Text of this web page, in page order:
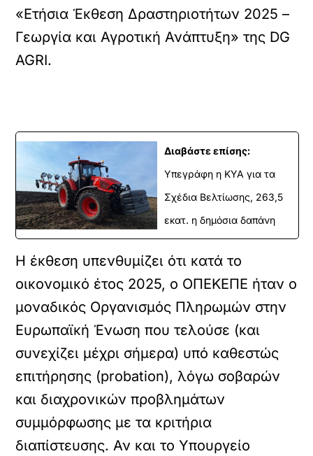
«Ετήσια Έκθεση Δραστηριοτήτων 2025 –
Γεωργία και Αγροτική Ανάπτυξη» της DG
AGRI.
Διαβάστε επίσης:
Υπεγράφη η ΚΥΑ για τα
Σχέδια Βελτίωσης, 263,5
εκατ. η δημόσια δαπάνη
Η έκθεση υπενθυμίζει ότι κατά το
οικονομικό έτος 2025, ο ΟΠΕΚΕΠΕ ήταν ο
μοναδικός Οργανισμός Πληρωμών στην
Ευρωπαϊκή Ένωση που τελούσε (και
συνεχίζει μέχρι σήμερα) υπό καθεστώς
επιτήρησης (probation), λόγω σοβαρών
και διαχρονικών προβλημάτων
συμμόρφωσης με τα κριτήρια
διαπίστευσης. Αν και το Υπουργείο